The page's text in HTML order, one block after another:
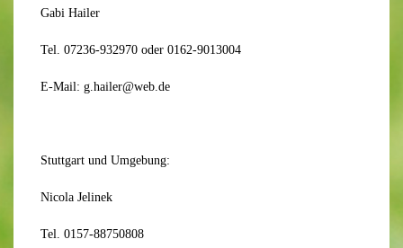
Gabi Hailer
Tel. 07236-932970 oder 0162-9013004
E-Mail: g.hailer@web.de
Stuttgart und Umgebung:
Nicola Jelinek
Tel. 0157-88750808